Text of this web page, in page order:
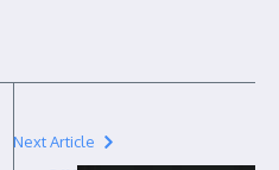
Next Article